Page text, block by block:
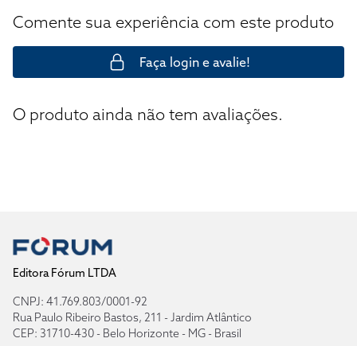
Comente sua experiência com este produto
Faça login e avalie!
O produto ainda não tem avaliações.
Editora Fórum LTDA
CNPJ: 41.769.803/0001-92
Rua Paulo Ribeiro Bastos, 211 - Jardim Atlântico
CEP: 31710-430 - Belo Horizonte - MG - Brasil